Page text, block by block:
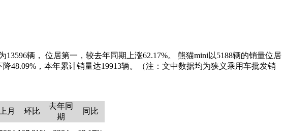
辆， 位居第一，较去年同期上涨62.17%。 熊猫mini以5188辆的销量位居
48.09%，本年累计销量达19913辆。（注：文中数据均为狭义乘用车批发销
上月 环比
去年同
期
同比